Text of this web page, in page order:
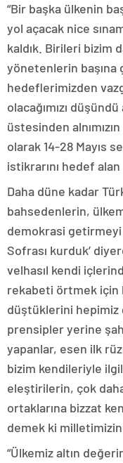
“Bir başka ülkenin
yol açacak nice
kaldık. Birileri bizim
yönetenlerin başına
hedeflerimizden
olacağımızı
üstesinden
olarak 14-28 Mayıs
istikrarını hedef
Daha düne kadar
bahsedenlerin,
demokrasi getirmeyi
Sofrası kurduk’
velhasıl kendi
rekabeti örtmek için
düştüklerini hepimiz
prensipler yerine
yapanlar, esen ilk
bizim kendileriyle
eleştirilerin, çok
ortaklarına bizzat
demek ki milletimizin
“Ülkemiz altın